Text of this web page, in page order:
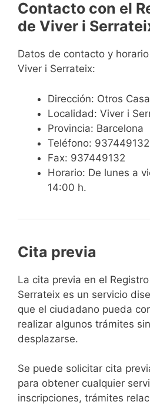
Contacto con el
de Viver i
Datos de contacto y
Viver i Serrateix:
Dirección: Otros
Localidad: Viver i
Provincia: Barcelona
Teléfono: 937449132
Fax: 937449132
Horario: De lunes a
14:00 h.
Cita previa
​​​​​​​​​​​​​​​​​​​​​​​​​​​​La cita previa en el
Serrateix es un servicio
que el ciudadano pueda
realizar algunos trámites
desplazarse.​
Se puede solicitar cita
para obtener cualquier
inscripciones, trámites